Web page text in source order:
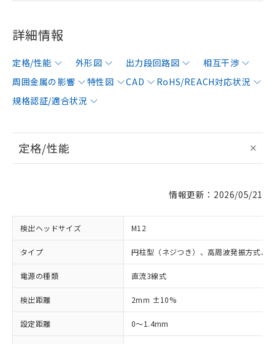
詳細情報
定格/性能 外形図 出力段回路図
相互干渉
周囲金属の影響
特性図 CAD
RoHS/REACH対応状況
規格認証/適合状況
定格/性能
情報更新：2026/05/21
検出ヘッドサイズ M12
タイプ 円柱型（ネジつき）、高周波発振方式、
電源の種類 直流3線式
検出距離 2mm ±10%
設定距離 0～1.4mm